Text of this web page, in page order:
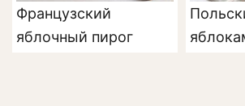
Французский
яблочный пирог